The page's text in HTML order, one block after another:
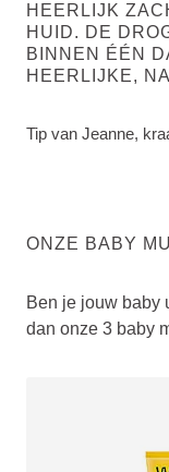
HEERLIJK
HUID. DE
BINNEN ÉÉN
HEERLIJKE,
Tip van Jeanne,
ONZE BABY
Ben je jouw baby
dan onze 3 baby